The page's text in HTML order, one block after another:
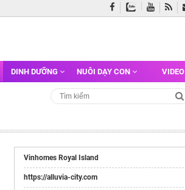
DINH DƯỠNG NUÔI DẠY CON VIDEO
Vinhomes Royal Island
https://alluvia-city.com